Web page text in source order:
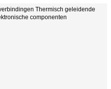
Thermisch geleidende
componenten